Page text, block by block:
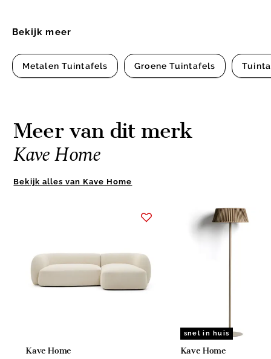
Bekijk meer
Metalen Tuintafels Groene Tuintafels
Meer van dit merk
Kave Home
Bekijk alles van Kave Home
Kave Home
snel in huis
Kave Home